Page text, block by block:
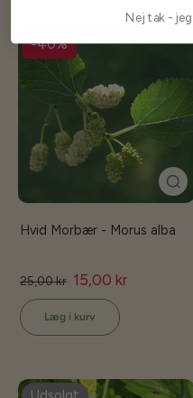
-40%
Hvid Morbær - Morus alba
25,00 kr 15,00 kr
Læg i kurv
Nej tak -